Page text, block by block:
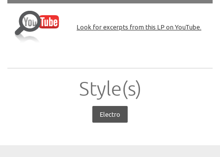
Look for excerpts from this LP on YouTube.
Style(s)
Electro